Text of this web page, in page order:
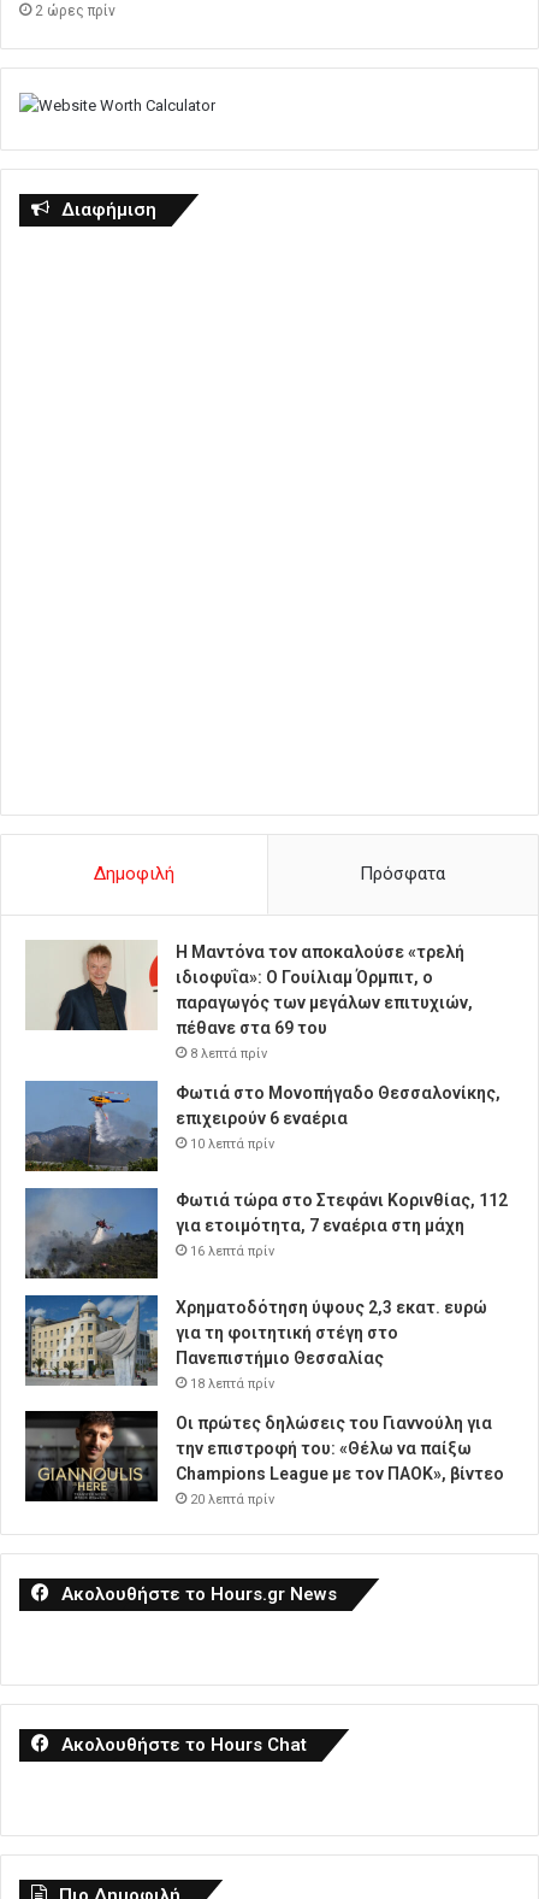
2 ώρες πρίν
Διαφήμιση
Δημοφιλή Πρόσφατα
Η Μαντόνα τον αποκαλούσε «τρελή
ιδιοφυΐα»: Ο Γουίλιαμ Όρμπιτ, ο
παραγωγός των μεγάλων επιτυχιών,
πέθανε στα 69 του
8 λεπτά πρίν
Φωτιά στο Μονοπήγαδο Θεσσαλονίκης,
επιχειρούν 6 εναέρια
10 λεπτά πρίν
Φωτιά τώρα στο Στεφάνι Κορινθίας, 112
για ετοιμότητα, 7 εναέρια στη μάχη
16 λεπτά πρίν
Χρηματοδότηση ύψους 2,3 εκατ. ευρώ
για τη φοιτητική στέγη στο
Πανεπιστήμιο Θεσσαλίας
18 λεπτά πρίν
Οι πρώτες δηλώσεις του Γιαννούλη για
την επιστροφή του: «Θέλω να παίξω
Champions League με τον ΠΑΟΚ», βίντεο
20 λεπτά πρίν
Ακολουθήστε το Hours.gr News
Ακολουθήστε το Hours Chat